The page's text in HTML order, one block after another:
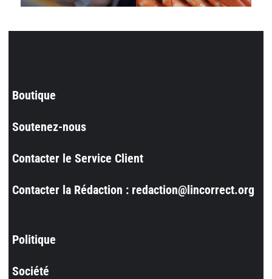
Boutique
Soutenez-nous
Contacter le Service Client
Contacter la Rédaction : redaction@lincorrect.org
Politique
Société